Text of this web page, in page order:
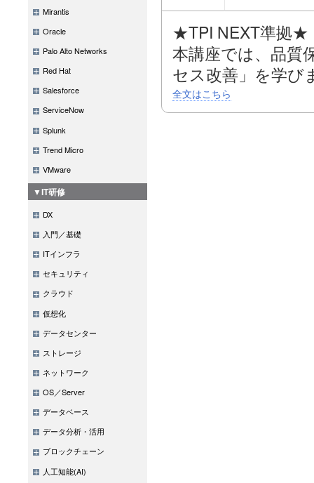
Mirantis
Oracle
Palo Alto Networks
Red Hat
Salesforce
ServiceNow
Splunk
Trend Micro
VMware
▼IT研修
DX
入門／基礎
ITインフラ
セキュリティ
クラウド
仮想化
データセンター
ストレージ
ネットワーク
OS／Server
データベース
データ分析・活用
ブロックチェーン
人工知能(AI)
本講座では、ソフ
されている「テス
く伝授致します。
用意された仮想業
して頂き、バグを
★TPI NEXT準拠★
本講座では、品質
セス改善」を学び
ソフトウェアテス
トプロセス改善を
全文はこちら